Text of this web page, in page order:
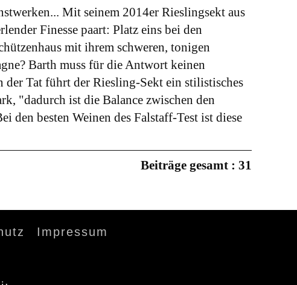
Mit seinem 2014er Rieslingsekt aus
Finesse paart: Platz eins bei den
mit ihrem schweren, tonigen
Barth muss für die Antwort keinen
Tat führt der Riesling-Sekt ein stilistisches
"dadurch ist die Balance zwischen den
den besten Weinen des Falstaff-Test ist diese
Beiträge gesamt : 31
Impressum